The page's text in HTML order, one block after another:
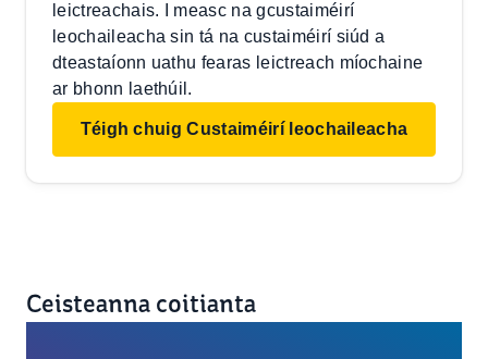
leictreachais. I measc na gcustaiméirí
leochaileacha sin tá na custaiméirí siúd a
dteastaíonn uathu fearas leictreach míochaine
ar bhonn laethúil.
Téigh chuig Custaiméirí leochaileacha
Ceisteanna coitianta